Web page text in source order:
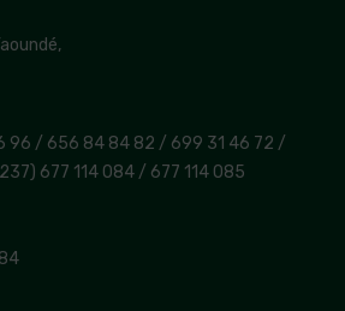
96 / 656 84 84 82 / 699 31 46 72 /
677 114 084 / 677 114 085